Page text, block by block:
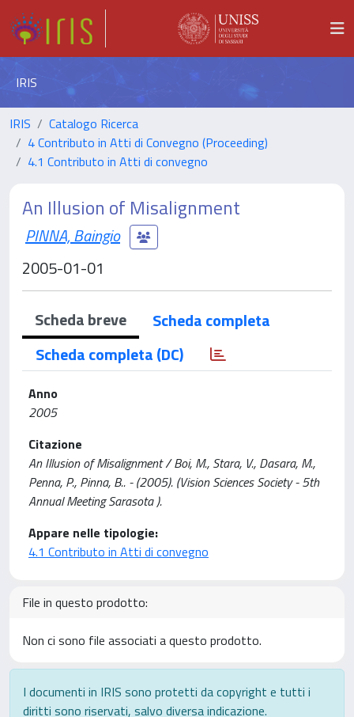
IRIS
IRIS
Catalogo Ricerca
4 Contributo in Atti di Convegno (Proceeding)
4.1 Contributo in Atti di convegno
An Illusion of Misalignment
PINNA, Baingio
2005-01-01
Scheda breve
Scheda completa
Scheda completa (DC)
Anno
2005
Citazione
An Illusion of Misalignment / Boi, M., Stara, V., Dasara, M.,
Penna, P., Pinna, B.. - (2005). (Vision Sciences Society - 5th
Annual Meeting Sarasota ).
Appare nelle tipologie:
4.1 Contributo in Atti di convegno
File in questo prodotto:
Non ci sono file associati a questo prodotto.
I documenti in IRIS sono protetti da copyright e tutti i
diritti sono riservati, salvo diversa indicazione.